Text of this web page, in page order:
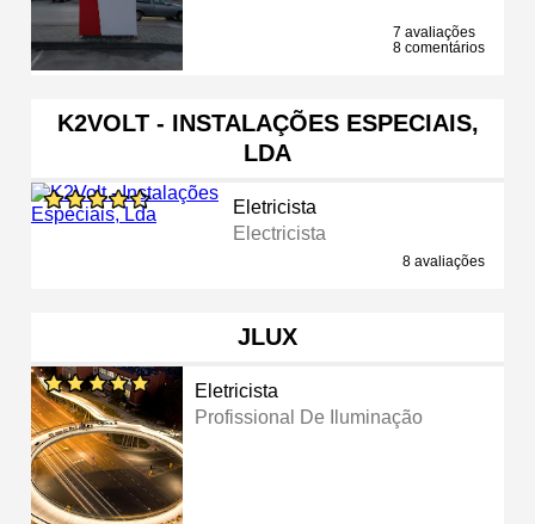
7 avaliações
8 comentários
K2VOLT - INSTALAÇÕES ESPECIAIS,
LDA
Eletricista
Electricista
8 avaliações
JLUX
Eletricista
Profissional De Iluminação